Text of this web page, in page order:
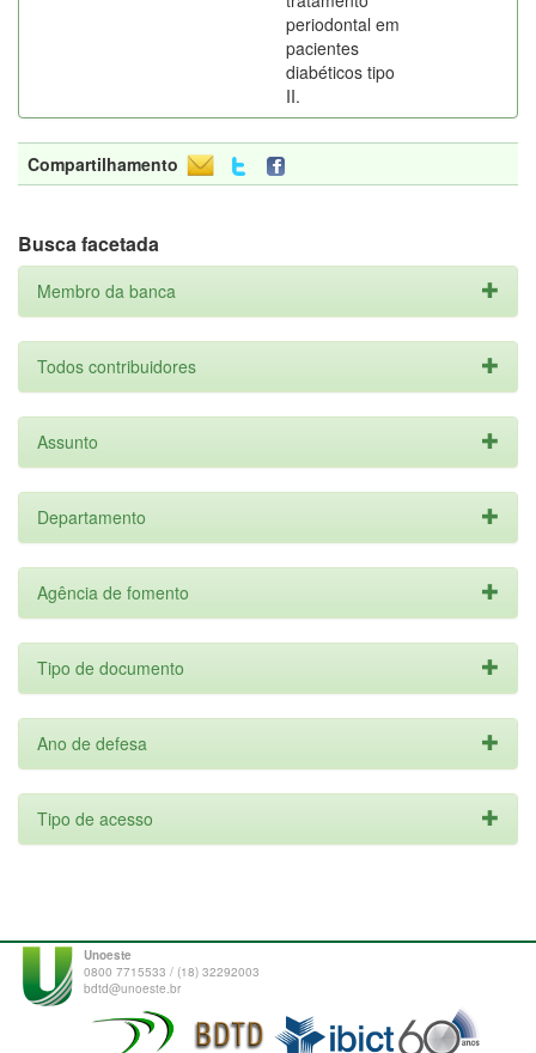
periodontal em
pacientes
diabéticos tipo
II.
Compartilhamento
Busca facetada
Membro da banca
Todos contribuidores
Assunto
Departamento
Agência de fomento
Tipo de documento
Ano de defesa
Tipo de acesso
Unoeste
0800 7715533 / (18) 32292003
bdtd@unoeste.br